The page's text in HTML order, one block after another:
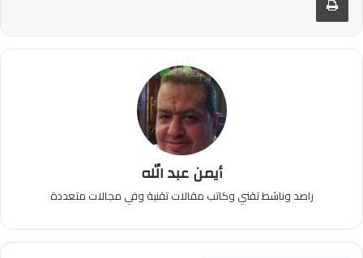
أيمن عبد الله
راصد وناشط تقني وكاتب مقالات تقنية وفي مجالات متعددة